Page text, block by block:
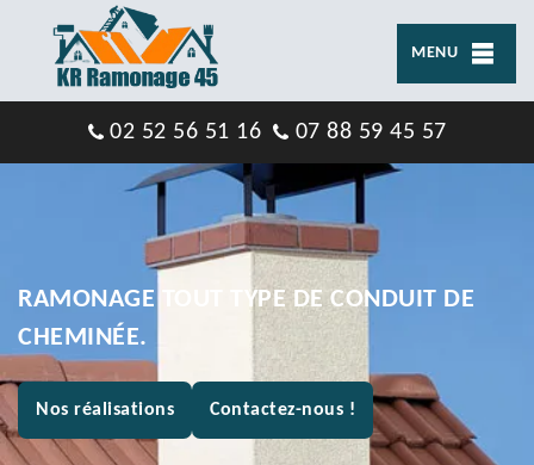
MENU
02 52 56 51 16 07 88 59 45 57
RAMONAGE TOUT TYPE DE CONDUIT DE
CHEMINÉE.
Nos réalisations Contactez-nous !